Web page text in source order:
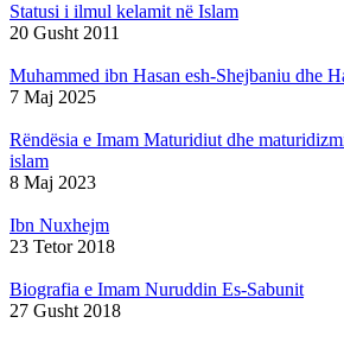
Statusi i ilmul kelamit në Islam
20 Gusht 2011
Muhammed ibn Hasan esh-Shejbaniu dhe
7 Maj 2025
Rëndësia e Imam Maturidiut dhe
islam
8 Maj 2023
Ibn Nuxhejm
23 Tetor 2018
Biografia e Imam Nuruddin Es-Sabunit
27 Gusht 2018